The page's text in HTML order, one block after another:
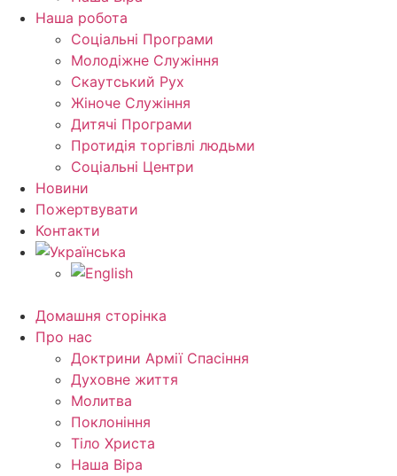
Наша робота
Соціальні Програми
Молодіжне Служіння
Скаутський Рух
Жіноче Cлужіння
Дитячі Програми
Протидія торгівлі людьми
Соціальні Центри
Новини
Пожертвувати
Контакти
Домашня сторінка
Про нас
Доктрини Армії Спасіння
Духовне життя
Молитва
Поклоніння
Тіло Христа
Наша Віра